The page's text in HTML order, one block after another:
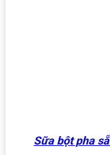
Sữa bột pha